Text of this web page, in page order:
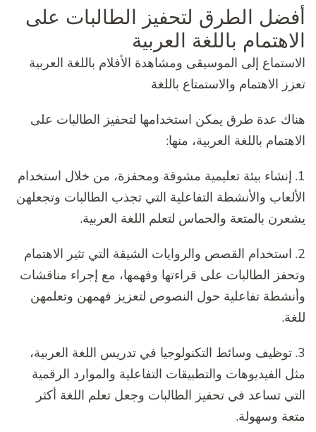
أفضل الطرق لتحفيز الطالبات على
الاهتمام باللغة العربية
الاستماع إلى الموسيقى ومشاهدة الأفلام باللغة العربية
تعزز الاهتمام والاستمتاع باللغة
هناك عدة طرق يمكن استخدامها لتحفيز الطالبات على
الاهتمام باللغة العربية، منها:
1. إنشاء بيئة تعليمية مشوقة ومحفزة، من خلال استخدام
الألعاب والأنشطة التفاعلية التي تجذب الطالبات وتجعلهن
يشعرن بالمتعة والحماس لتعلم اللغة العربية.
2. استخدام القصص والروايات الشيقة التي تثير الاهتمام
وتحفز الطالبات على قراءتها وفهمها، مع إجراء مناقشات
وأنشطة تفاعلية حول النصوص لتعزيز فهمهن وتعلمهن
للغة.
3. توظيف وسائط التكنولوجيا في تدريس اللغة العربية،
مثل الفيديوهات والتطبيقات التفاعلية والموارد الرقمية
التي تساعد في تحفيز الطالبات وجعل تعلم اللغة أكثر
متعة وسهولة.